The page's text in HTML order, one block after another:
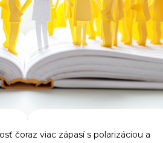
čoraz viac zápasí s polarizáciou a